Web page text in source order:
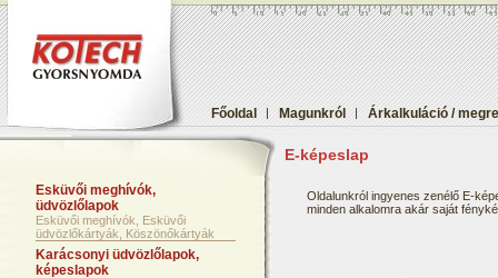
Főoldal | Magunkról | Árkalkuláció /
E-képeslap
Esküvői meghívók,
üdvözlőlapok
Esküvői meghívók, Esküvői
üdvözlőkártyák, Köszönőkártyák
Karácsonyi üdvözlőlapok,
képeslapok
Oldalunkról ingyenes zenélő E-
minden alkalomra akár saját